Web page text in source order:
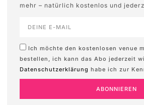
mehr – natürlich kostenlos und
Ich möchte den kostenlosen venue
bestellen, ich kann das Abo jederzeit
Datenschutzerklärung habe ich zur
ABONNIEREN